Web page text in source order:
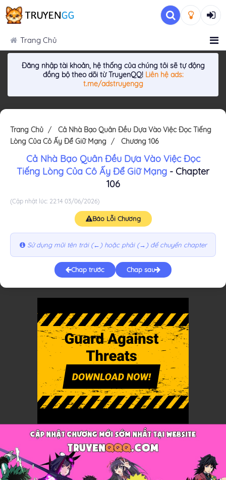
Trang Chủ
Đăng nhập tài khoản, hệ thống của chúng tôi sẽ tự động
đồng bộ theo dõi từ TruyenQQ! Liên hệ ads:
t.me/adstruyengg
Trang Chủ
Cả Nhà Bạo Quân Đều Dựa Vào Việc Đọc Tiếng
Lòng Của Cô Ấy Để Giữ Mạng
Chương 106
Cả Nhà Bạo Quân Đều Dựa Vào Việc Đọc
Tiếng Lòng Của Cô Ấy Để Giữ Mạng - Chapter
106
(Cập nhật lúc: 22:14 03/06/2026)
Báo Lỗi Chương
Sử dụng mũi tên trái (←) hoặc phải (→) để chuyển chapter
Chap trước Chap sau